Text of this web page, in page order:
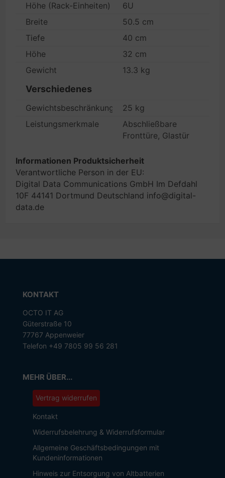
Höhe (Rack-Einheiten)
6U
Breite
50.5 cm
Tiefe
40 cm
Höhe
32 cm
Gewicht
13.3 kg
Verschiedenes
Gewichtsbeschränkung
25 kg
Leistungsmerkmale
Abschließbare
Fronttüre, Glastür
Informationen Produktsicherheit
Verantwortliche Person in der EU:
Digital Data Communications GmbH Im Defdahl
10F 44141 Dortmund Deutschland info@digital-
data.de
KONTAKT
OCTO IT AG
Güterstraße 10
77767 Appenweier
Telefon +49 7805 99 56 281
MEHR ÜBER...
Vertrag widerrufen
Kontakt
Widerrufsbelehrung & Widerrufsformular
Allgemeine Geschäftsbedingungen mit
Kundeninformationen
Hinweis zur Entsorgung von Altbatterien